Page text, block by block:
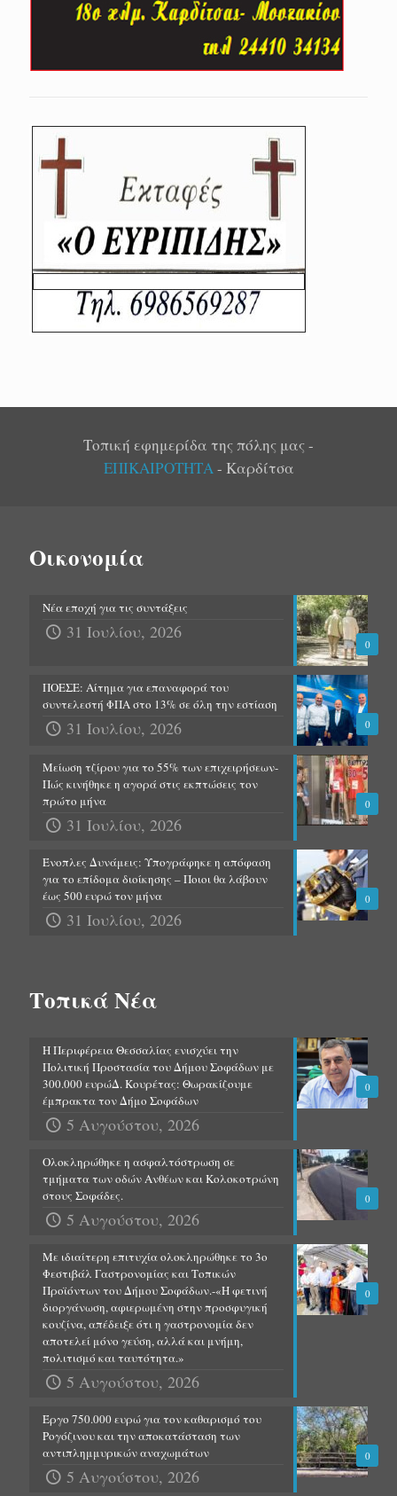
Τοπική εφημερίδα της πόλης μας -
ΕΠΙΚΑΙΡΟΤΗΤΑ- Καρδίτσα
Οικονομία
0
Νέα εποχή για τις συντάξεις
31 Ιουλίου, 2026
0
ΠΟΕΣΕ: Αίτημα για επαναφορά του
συντελεστή ΦΠΑ στο 13% σε όλη την εστίαση
31 Ιουλίου, 2026
0
Μείωση τζίρου για το 55% των επιχειρήσεων-
Πώς κινήθηκε η αγορά στις εκπτώσεις τον
πρώτο μήνα
31 Ιουλίου, 2026
0
Ένοπλες Δυνάμεις: Υπογράφηκε η απόφαση
για το επίδομα διοίκησης – Ποιοι θα λάβουν
έως 500 ευρώ τον μήνα
31 Ιουλίου, 2026
Τοπικά Νέα
0
Η Περιφέρεια Θεσσαλίας ενισχύει την
Πολιτική Προστασία του Δήμου Σοφάδων με
300.000 ευρώΔ. Κουρέτας: Θωρακίζουμε
έμπρακτα τον Δήμο Σοφάδων
5 Αυγούστου, 2026
0
Ολοκληρώθηκε η ασφαλτόστρωση σε
τμήματα των οδών Ανθέων και Κολοκοτρώνη
στους Σοφάδες.
5 Αυγούστου, 2026
0
Με ιδιαίτερη επιτυχία ολοκληρώθηκε το 3ο
Φεστιβάλ Γαστρονομίας και Τοπικών
Προϊόντων του Δήμου Σοφάδων.-«Η φετινή
διοργάνωση, αφιερωμένη στην προσφυγική
κουζίνα, απέδειξε ότι η γαστρονομία δεν
αποτελεί μόνο γεύση, αλλά και μνήμη,
πολιτισμό και ταυτότητα.»
5 Αυγούστου, 2026
0
Έργο 750.000 ευρώ για τον καθαρισμό του
Ρογόζινου και την αποκατάσταση των
αντιπλημμυρικών αναχωμάτων
5 Αυγούστου, 2026